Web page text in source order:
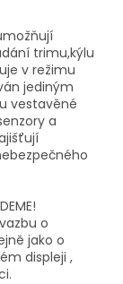
trimu,kýlu
v režimu
jediným
vestavěné
a
o
jako o
displeji ,